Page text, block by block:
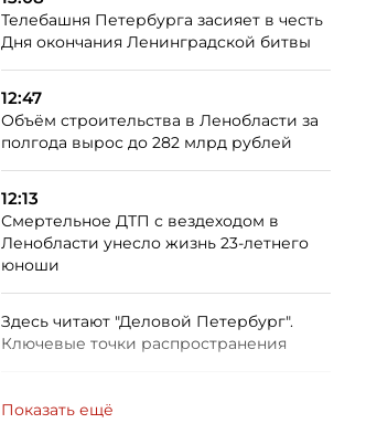
Телебашня Петербурга засияет в честь
Дня окончания Ленинградской битвы
12:47
Объём строительства в Ленобласти за
полгода вырос до 282 млрд рублей
12:13
Смертельное ДТП с вездеходом в
Ленобласти унесло жизнь 23-летнего
юноши
Здесь читают "Деловой Петербург".
Ключевые точки распространения
Показать ещё